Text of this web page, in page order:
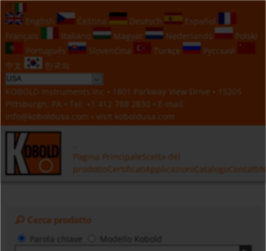
English
Čeština Deutsch
Español
Français
Italiano Magyar Nederlands
Polski
Português
Slovenčina Türkçe
Русский
中文
한국의
KOBOLD Instruments Inc • 1801 Parkway View Drive • 15205
Pittsburgh, PA • Tel:
+1 412 788 2830 • E-mail:
info@koboldusa.com • visit koboldusa.com
Pagina PrincipaleScelta del
prodottoCertificati Applicazioni CatalogoContatti
Cerca prodotto
Modello Kobold